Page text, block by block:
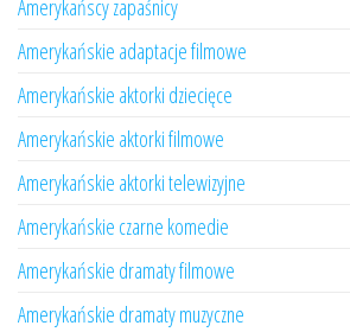
Amerykańscy zapaśnicy
Amerykańskie adaptacje filmowe
Amerykańskie aktorki dziecięce
Amerykańskie aktorki filmowe
Amerykańskie aktorki telewizyjne
Amerykańskie czarne komedie
Amerykańskie dramaty filmowe
Amerykańskie dramaty muzyczne